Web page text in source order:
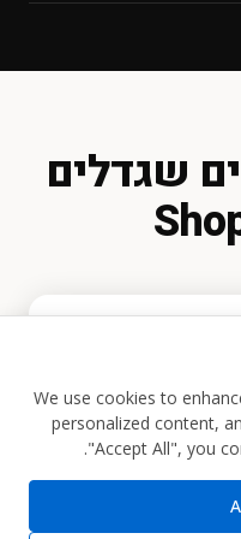
שגדלים
שיווקיים מ-
We use cookies to
personalized content,
"Accept All", you